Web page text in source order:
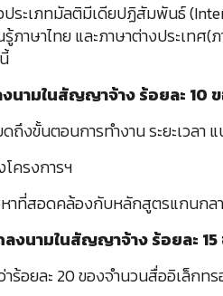
ระเภทมัลติมีเดียปฏิสัมพันธ์
รู้ภาษาไทย และภาษาต่างประ
งนามในสัญญาจ้าง ร้อยละ
ดถึงขั้นตอนการทำงาน ระยะเ
โครงการฯ
อหาที่สอดคล้องกับหลักสูตรแกน
งนามในสัญญาจ้าง ร้อยละ
าร้อยละ 20 ของจำนวนสื่ออิเล็